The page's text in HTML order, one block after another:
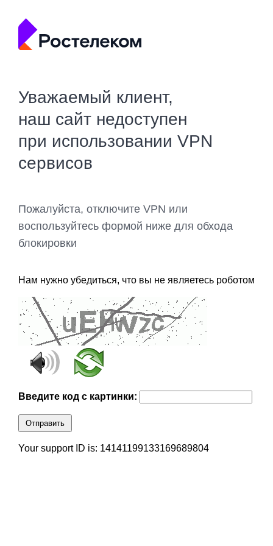
Уважаемый клиент,
наш сайт недоступен
при использовании VPN
сервисов
Пожалуйста, отключите VPN или
воспользуйтесь формой ниже для обхода
блокировки
Нам нужно убедиться, что вы не являетесь роботом
Введите код с картинки:
Отправить
Your support ID is: 14141199133169689804